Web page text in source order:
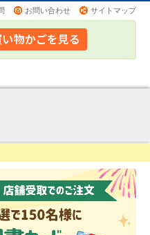
お問い合わせ サイトマップ